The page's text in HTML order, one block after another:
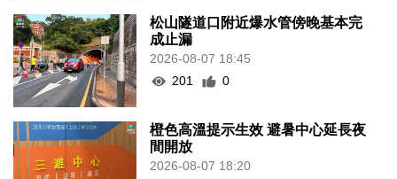
松山隧道口附近爆水管傍晚基本完
成止漏
2026-08-07 18:45
201
0
橙色高溫提示生效 避暑中心延長夜
間開放
2026-08-07 18:20